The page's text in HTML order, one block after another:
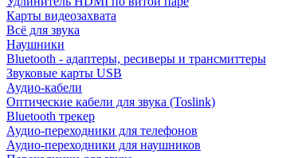
Карты видеозахвата
Всё для звука
Наушники
Bluetooth - адаптеры, ресиверы и трансмиттеры
Звуковые карты USB
Аудио-кабели
Оптические кабели для звука (Toslink)
Bluetooth трекер
Аудио-переходники для телефонов
Аудио-переходники для наушников